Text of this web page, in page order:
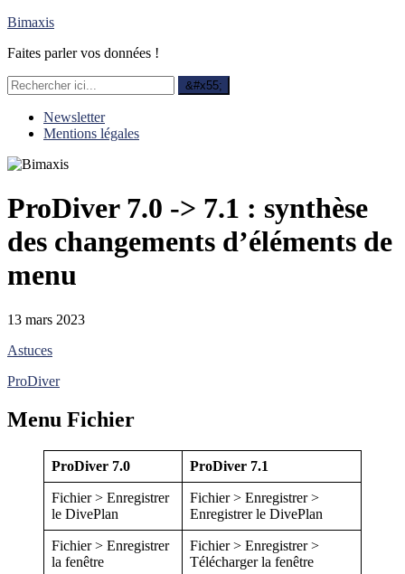
Bimaxis
Faites parler vos données !
Newsletter
Mentions légales
ProDiver 7.0 -> 7.1 : synthèse
des changements d’éléments de
menu
13 mars 2023
Astuces
ProDiver
Menu Fichier
ProDiver 7.0 ProDiver 7.1
Fichier > Enregistrer
le DivePlan
Fichier > Enregistrer >
Enregistrer le DivePlan
Fichier > Enregistrer
la fenêtre
Fichier > Enregistrer >
Télécharger la fenêtre